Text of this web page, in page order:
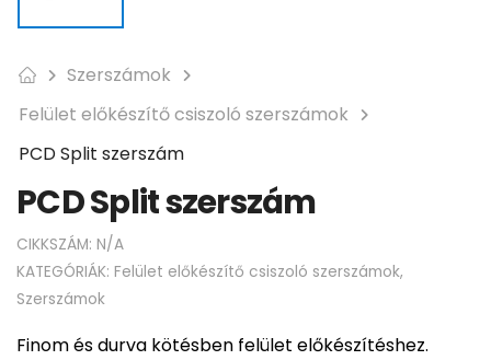
Szerszámok
Felület előkészítő csiszoló szerszámok
PCD Split szerszám
PCD Split szerszám
CIKKSZÁM: N/A
KATEGÓRIÁK: Felület előkészítő csiszoló szerszámok,
Szerszámok
Finom és durva kötésben felület előkészítéshez.